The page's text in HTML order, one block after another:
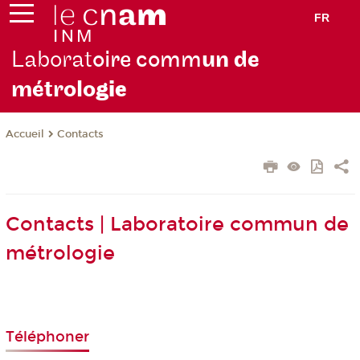
FR
Laboratoire commun de
métrologie
Accueil Contacts
Contacts | Laboratoire commun de
métrologie
Téléphoner